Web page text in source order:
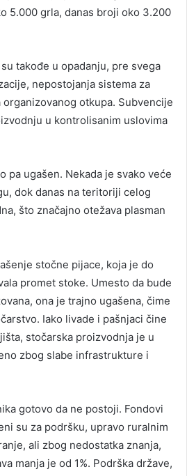
5.000 grla, danas broji oko 3.200
takođe u opadanju, pre svega
nepostojanja sistema za
organizovanog otkupa. Subvencije
u kontrolisanim uslovima
pa ugašen. Nekada je svako veće
dok danas na teritoriji celog
što značajno otežava plasman
stočne pijace, koja je do
promet stoke. Umesto da bude
ona je trajno ugašena, čime
Iako livade i pašnjaci čine
stočarska proizvodnja je u
zbog slabe infrastrukture i
gotovo da ne postoji. Fondovi
su za podršku, upravo ruralnim
ali zbog nedostatka znanja,
manja je od 1%. Podrška države,